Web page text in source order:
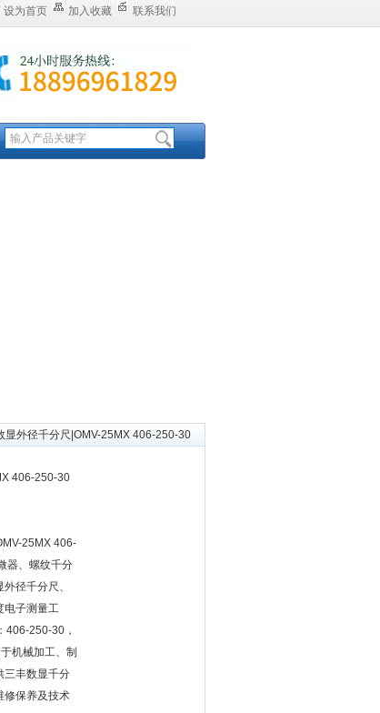
设为首页 加入收藏 联系我们
显外径千分尺|OMV-25MX 406-250-30
406-250-30
25MX 406-
器、螺纹千分
径千分尺、
电子测量工
406-250-30，
机械加工、制
三丰数显千分
修保养及技术